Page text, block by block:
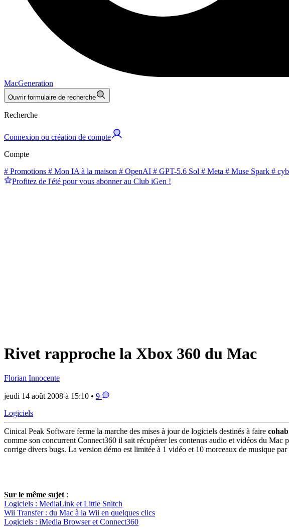
MacGeneration
Ouvrir formulaire de recherche
Recherche
Connexion ou création de compte
Compte
# Promotions # Mon IA à la maison # OpenAI # GPT-5.6 Sol # Meta # Muse Spark #
Profitez de l'été pour vous abonner au Club iGen !
Rivet rapproche la Xbox 360 du Mac
Florian Innocente
jeudi 14 août 2008 à 15:10 • 9
Logiciels
Cinical Peak Software ferme la marche des mises à jour de logiciels destinés à faire
comme son concurrent Connect360 il sait récupérer les contenus audio et vidéos du
corrige divers bugs. La version démo est limitée à 1 vidéo et 10 morceaux de musique par
Sur le même sujet :
Logiciels : MediaLink et Little Snitch
Wii Transfer : du Mac à la Wii en quelques clics
Logiciels : iMedia Browser et Connect360